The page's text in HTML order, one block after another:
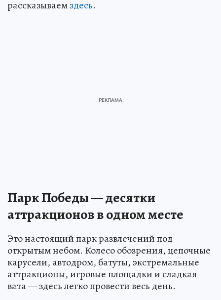
рассказываемздесь.
Парк Победы — десятки
аттракционов в одном месте
Это настоящий парк развлечений под
открытым небом. Колесо обозрения, цепочные
карусели, автодром, батуты, экстремальные
аттракционы, игровые площадки и сладкая
вата — здесь легко провести весь день.